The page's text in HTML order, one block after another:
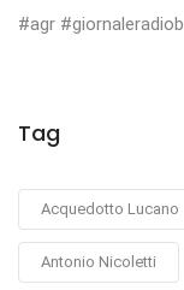
#agr
Tag
Acquedotto Lucano
Antonio Nicoletti